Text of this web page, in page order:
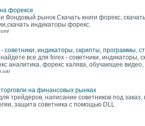
форексе
Фондовый рынок.Скачать книги форекс,
индикаторы форекс.
советники, индикаторы, скрипты, программы,
все для forex - советники, индикаторы,
аналитика, форекс халява, обучающее
на финансовых рынках
трейдеров, написание советников под
защита советника с помощью DLL